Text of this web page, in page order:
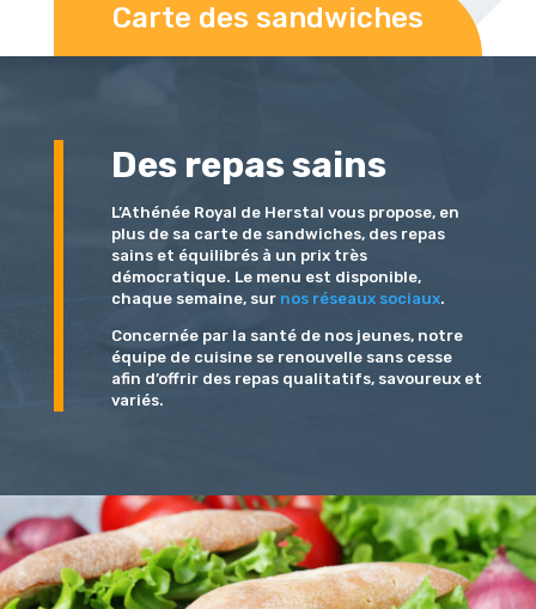
Carte des sandwiches
Des repas sains
L’Athénée Royal de Herstal vous propose, en
plus de sa carte de sandwiches, des repas
sains et équilibrés à un prix très
démocratique. Le menu est disponible,
chaque semaine, sur nos réseaux sociaux.
Concernée par la santé de nos jeunes, notre
équipe de cuisine se renouvelle sans cesse
afin d’offrir des repas qualitatifs, savoureux et
variés.